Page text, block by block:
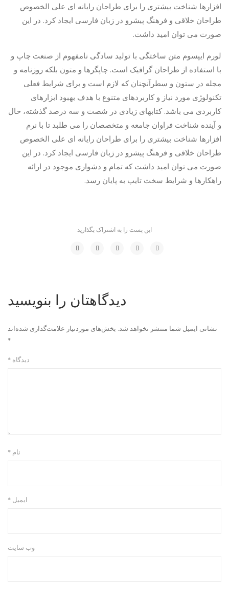
افزارها شناخت بیشتری را برای طراحان رایانه ای علی الخصوص
طراحان خلاقی و فرهنگ پیشرو در زبان فارسی ایجاد کرد. در این
صورت می توان امید داشت.
لورم ایپسوم متن ساختگی با تولید سادگی نامفهوم از صنعت چاپ و
با استفاده از طراحان گرافیک است. چاپگرها و متون بلکه روزنامه و
مجله در ستون و سطرآنچنان که لازم است و برای شرایط فعلی
تکنولوژی مورد نیاز و کاربردهای متنوع با هدف بهبود ابزارهای
کاربردی می باشد. کتابهای زیادی در شصت و سه درصد گذشته، حال
و آینده شناخت فراوان جامعه و متخصصان را می طلبد تا با نرم
افزارها شناخت بیشتری را برای طراحان رایانه ای علی الخصوص
طراحان خلاقی و فرهنگ پیشرو در زبان فارسی ایجاد کرد. در این
صورت می توان امید داشت که تمام و دشواری موجود در ارائه
راهکارها و شرایط سخت تایپ به پایان رسد.
این پست را به اشتراک بگذارید
دیدگاهتان را بنویسید
نشانی ایمیل شما منتشر نخواهد شد. بخش‌های موردنیاز علامت‌گذاری شده‌اند
*
دیدگاه *
نام *
ایمیل *
وب‌ سایت